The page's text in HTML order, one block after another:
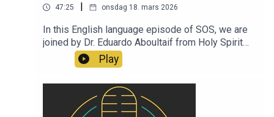
47:25 | onsdag 18. mars 2026
In this English language episode of SOS, we are
joined by Dr. Eduardo Aboultaif from Holy Spirit
University of Kaslik in Lebanon. He holds a PhD in
politics from the University of Otago, New
Zealand. In this episode he shares his knowledge
and insights about the volatile situation in his
Play